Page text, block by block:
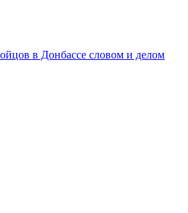
в Донбассе словом и делом